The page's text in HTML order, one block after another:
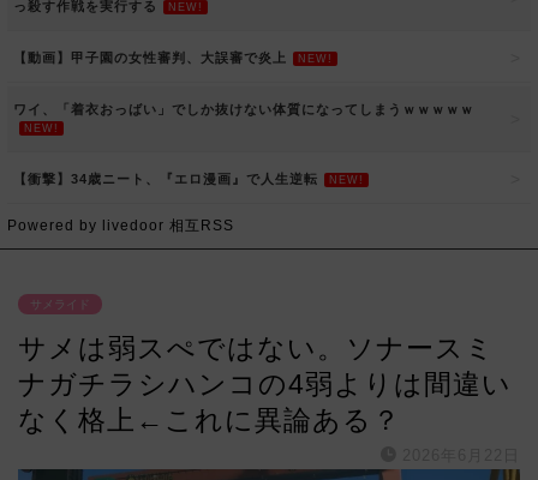
っ殺す作戦を実行する
NEW!
【動画】甲子園の女性審判、大誤審で炎上 NEW!
ワイ、「着衣おっばい」でしか抜けない体質になってしまうｗｗｗｗｗ
NEW!
【衝撃】34歳ニート、『エロ漫画』で人生逆転 NEW!
Powered by livedoor 相互RSS
サメライド
サメは弱スぺではない。ソナースミ
ナガチラシハンコの4弱よりは間違い
なく格上←これに異論ある？